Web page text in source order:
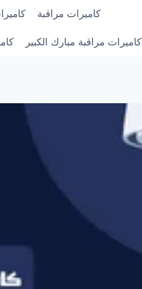
كاميرات مراقبة
كاميرات مراقبة مبارك الكبير